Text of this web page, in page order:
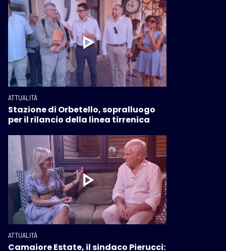
ATTUALITÀ
Stazione di Orbetello, sopralluogo
per il rilancio della linea tirrenica
ATTUALITÀ
Camaiore Estate, il sindaco Pierucci: